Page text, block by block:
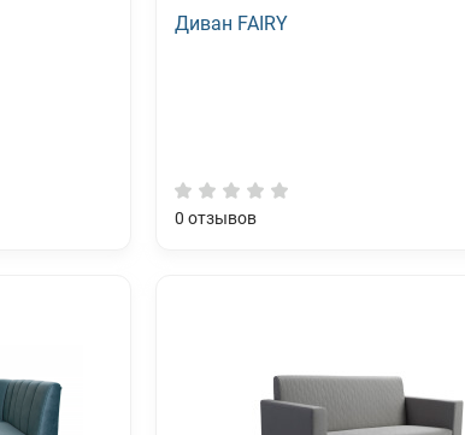
Диван FAIRY
0 отзывов